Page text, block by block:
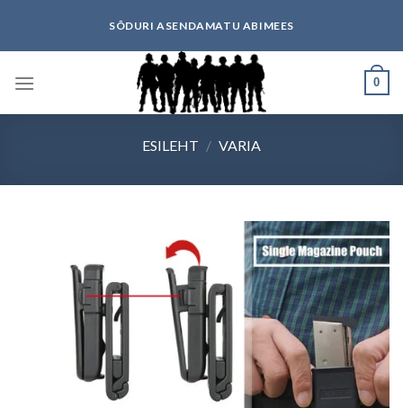
content
SÕDURI ASENDAMATU ABIMEES
0
ESILEHT / VARIA